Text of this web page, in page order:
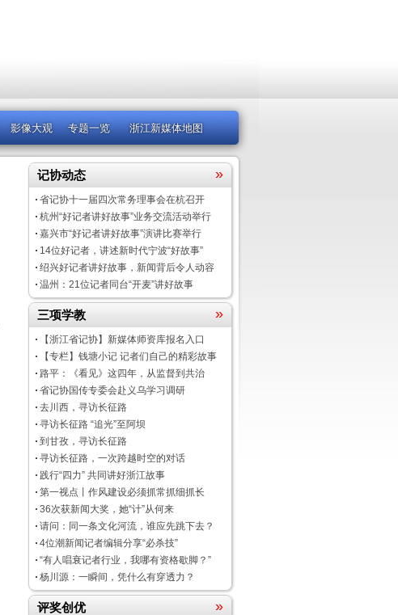
影像大观 专题一览 浙江新媒体地图
记协动态 »
省记协十一届四次常务理事会在杭召开
杭州“好记者讲好故事”业务交流活动举行
嘉兴市“好记者讲好故事”演讲比赛举行
14位好记者，讲述新时代宁波“好故事”
绍兴好记者讲好故事，新闻背后令人动容
温州：21位记者同台“开麦”讲好故事
三项学教 »
【浙江省记协】新媒体师资库报名入口
【专栏】钱塘小记 记者们自己的精彩故事
路平：《看见》这四年，从监督到共治
省记协国传专委会赴义乌学习调研
去川西，寻访长征路
寻访长征路 “追光”至阿坝
到甘孜，寻访长征路
寻访长征路，一次跨越时空的对话
践行“四力” 共同讲好浙江故事
第一视点丨作风建设必须抓常抓细抓长
36次获新闻大奖，她“计”从何来
请问：同一条文化河流，谁应先跳下去？
4位潮新闻记者编辑分享“必杀技”
“有人唱衰记者行业，我哪有资格歇脚？”
杨川源：一瞬间，凭什么有穿透力？
评奖创优 »